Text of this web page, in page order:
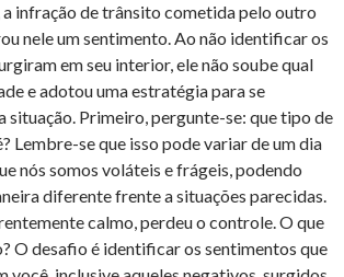
infração de trânsito cometida pelo outro
nele um sentimento. Ao não identificar os
em seu interior, ele não soube qual
e adotou uma estratégia para se
situação. Primeiro, pergunte-se: que tipo de
Lembre-se que isso pode variar de um dia
nós somos voláteis e frágeis, podendo
diferente frente a situações parecidas.
calmo, perdeu o controle. O que
O desafio é identificar os sentimentos que